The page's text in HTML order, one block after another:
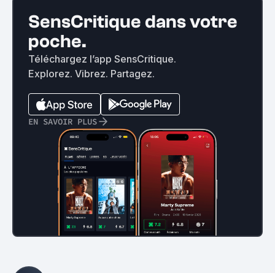
SensCritique dans votre
poche.
Téléchargez l’app SensCritique.
Explorez. Vibrez. Partagez.
EN SAVOIR PLUS